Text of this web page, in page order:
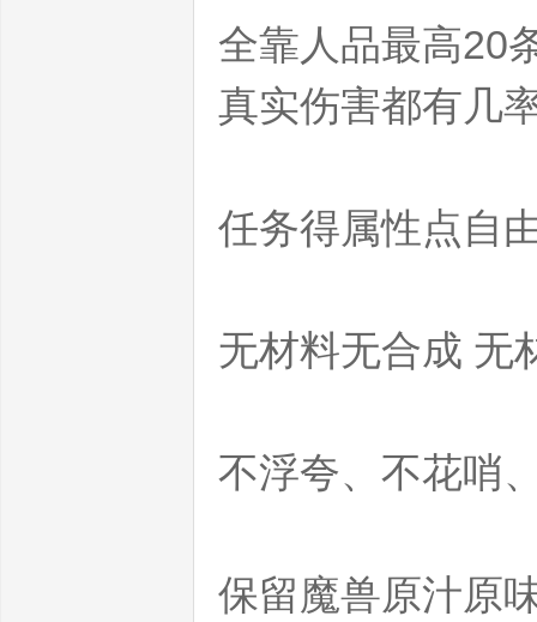
全靠人品最高20
真实伤害都有几
任务得属性点自
无材料无合成 无
不浮夸、不花哨
保留魔兽原汁原